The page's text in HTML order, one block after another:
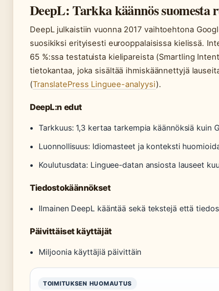
DeepL: Tarkka käännös suomesta
DeepL julkaistiin vuonna 2017 vaihtoehtona
suosikiksi erityisesti eurooppalaisissa kielissä.
65 %:ssa testatuista kielipareista (Smartling
tietokantaa, joka sisältää ihmiskäännettyjä
(TranslatePress Linguee-analyysi).
DeepL:n edut
Tarkkuus: 1,3 kertaa tarkempia käännöksiä kuin
Luonnollisuus: Idiomasteet ja konteksti
Koulutusdata: Linguee-datan ansiosta lauseet
Tiedostokäännökset
Ilmainen DeepL kääntää sekä tekstejä että
Päivittäiset käyttäjät
Miljoonia käyttäjiä päivittäin
TOIMITUKSEN HUOMAUTUS